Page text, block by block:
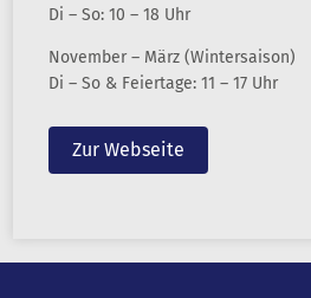
Di – So: 10 – 18 Uhr
November – März (Wintersaison)
Di – So & Feiertage: 11 – 17 Uhr
Zur Webseite